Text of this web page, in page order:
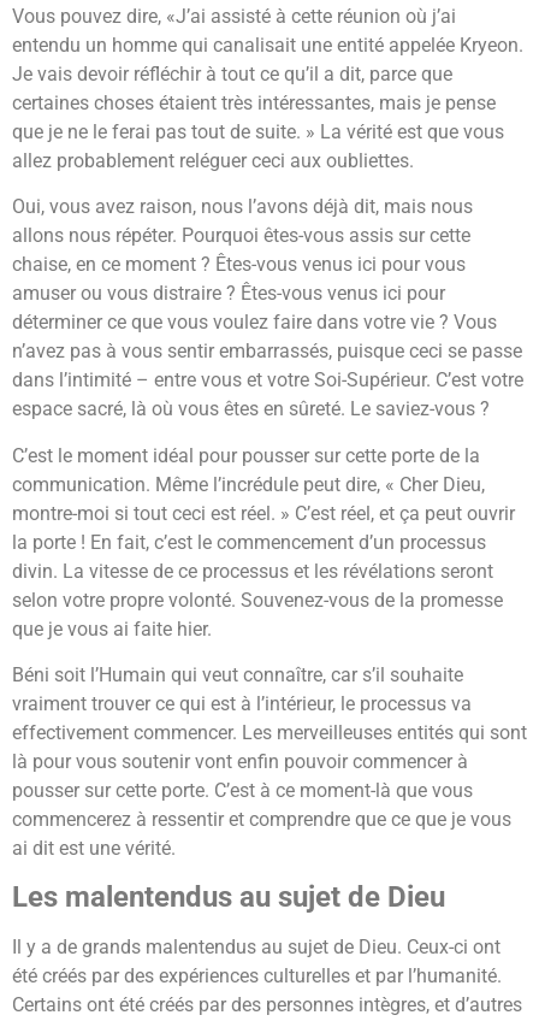
Vous pouvez dire, «J’ai assisté à cette réunion où j’ai
entendu un homme qui canalisait une entité appelée Kryeon.
Je vais devoir réfléchir à tout ce qu’il a dit, parce que
certaines choses étaient très intéressantes, mais je pense
que je ne le ferai pas tout de suite. » La vérité est que vous
allez probablement reléguer ceci aux oubliettes.
Oui, vous avez raison, nous l’avons déjà dit, mais nous
allons nous répéter. Pourquoi êtes-vous assis sur cette
chaise, en ce moment ? Êtes-vous venus ici pour vous
amuser ou vous distraire ? Êtes-vous venus ici pour
déterminer ce que vous voulez faire dans votre vie ? Vous
n’avez pas à vous sentir embarrassés, puisque ceci se passe
dans l’intimité – entre vous et votre Soi-Supérieur. C’est votre
espace sacré, là où vous êtes en sûreté. Le saviez-vous ?
C’est le moment idéal pour pousser sur cette porte de la
communication. Même l’incrédule peut dire, « Cher Dieu,
montre-moi si tout ceci est réel. » C’est réel, et ça peut ouvrir
la porte ! En fait, c’est le commencement d’un processus
divin. La vitesse de ce processus et les révélations seront
selon votre propre volonté. Souvenez-vous de la promesse
que je vous ai faite hier.
Béni soit l’Humain qui veut connaître, car s’il souhaite
vraiment trouver ce qui est à l’intérieur, le processus va
effectivement commencer. Les merveilleuses entités qui sont
là pour vous soutenir vont enfin pouvoir commencer à
pousser sur cette porte. C’est à ce moment-là que vous
commencerez à ressentir et comprendre que ce que je vous
ai dit est une vérité.
Les malentendus au sujet de Dieu
Il y a de grands malentendus au sujet de Dieu. Ceux-ci ont
été créés par des expériences culturelles et par l’humanité.
Certains ont été créés par des personnes intègres, et d’autres